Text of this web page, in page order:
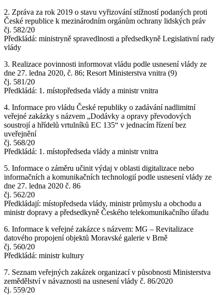
2. Zpráva za rok 2019 o stavu vyřizování stížností podaných proti
České republice k mezinárodním orgánům ochrany lidských práv
čj. 582/20
Předkládá: ministryně spravedlnosti a předsedkyně Legislativní rady
vlády
3. Realizace povinnosti informovat vládu podle usnesení vlády ze
dne 27. ledna 2020, č. 86; Resort Ministerstva vnitra (9)
čj. 581/20
Předkládá: 1. místopředseda vlády a ministr vnitra
4. Informace pro vládu České republiky o zadávání nadlimitní
veřejné zakázky s názvem „Dodávky a opravy převodových
soustrojí a hřídelů vrtulníků EC 135“ v jednacím řízení bez
uveřejnění
čj. 568/20
Předkládá: 1. místopředseda vlády a ministr vnitra
5. Informace o záměru učinit výdaj v oblasti digitalizace nebo
informačních a komunikačních technologií podle usnesení vlády ze
dne 27. ledna 2020 č. 86
čj. 562/20
Předkládají: místopředseda vlády, ministr průmyslu a obchodu a
ministr dopravy a předsedkyně Českého telekomunikačního úřadu
6. Informace k veřejné zakázce s názvem: MG – Revitalizace
datového propojení objektů Moravské galerie v Brně
čj. 560/20
Předkládá: ministr kultury
7. Seznam veřejných zakázek organizací v působnosti Ministerstva
zemědělství v návaznosti na usnesení vlády č. 86/2020
čj. 559/20